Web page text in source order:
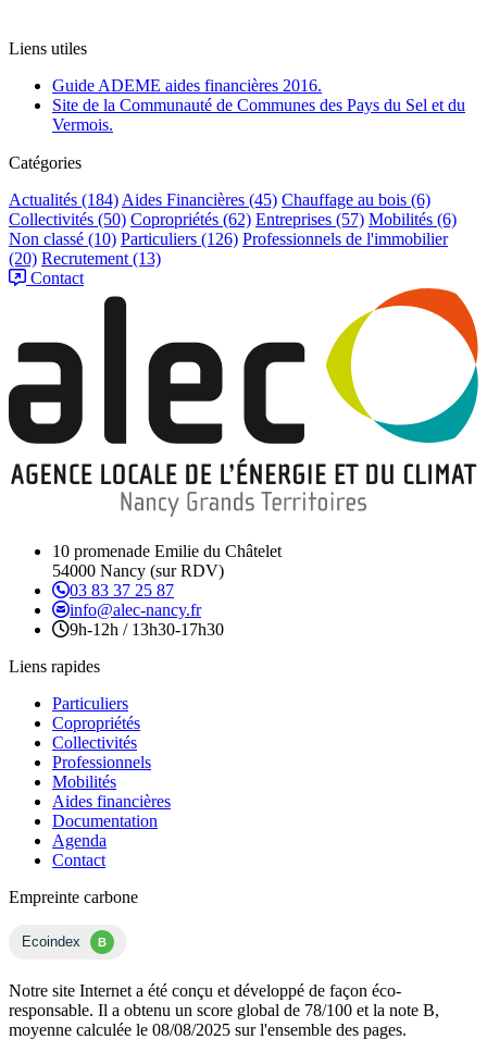
Liens utiles
Guide ADEME aides financières 2016.
Site de la Communauté de Communes des Pays du Sel et du
Vermois.
Catégories
Actualités (184) Aides Financières (45) Chauffage au bois (6)
Collectivités (50) Copropriétés (62) Entreprises (57) Mobilités (6)
Non classé (10) Particuliers (126) Professionnels de l'immobilier
(20) Recrutement (13)
Contact
10 promenade Emilie du Châtelet
54000 Nancy (sur RDV)
03 83 37 25 87
info@alec-nancy.fr
9h-12h / 13h30-17h30
Liens rapides
Particuliers
Copropriétés
Collectivités
Professionnels
Mobilités
Aides financières
Documentation
Agenda
Contact
Empreinte carbone
Ecoindex B
Notre site Internet a été conçu et développé de façon éco-
responsable. Il a obtenu un score global de 78/100 et la note B,
moyenne calculée le 08/08/2025 sur l'ensemble des pages.